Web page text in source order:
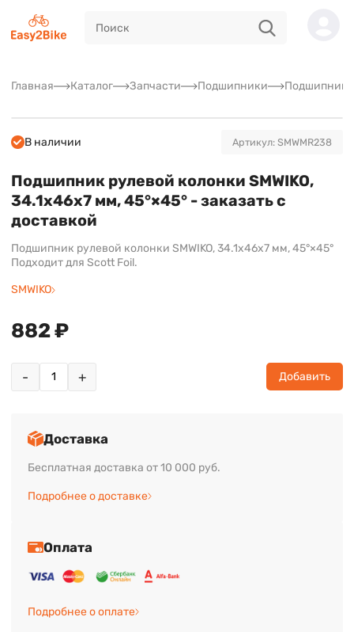
Главная Каталог Запчасти Подшипники
В наличии Артикул: SMWMR238
Подшипник рулевой колонки SMWIKO,
34.1x46x7 мм, 45°×45° - заказать с
доставкой
Подшипник рулевой колонки SMWIKO, 34.1x46x7 мм, 45°×45°
Подходит для Scott Foil.
SMWIKO
882 ₽
- + Добавить
Доставка
Бесплатная доставка от 10 000 руб.
Подробнее о доставке
Оплата
Подробнее о оплате